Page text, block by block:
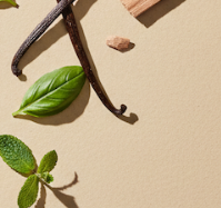
творение и му